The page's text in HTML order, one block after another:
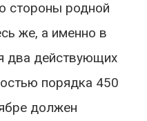
стороны родной
же, а именно в
два действующих
порядка 450
должен